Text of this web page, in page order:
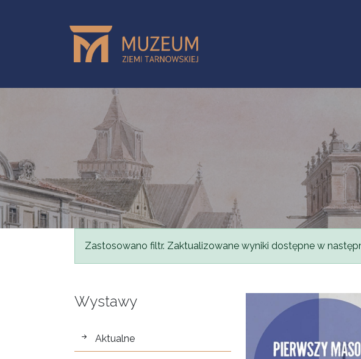
Komunikat
Zastosowano filtr. Zaktualizowane wyniki dostępne w
Wystawy
wystawy
Aktualne